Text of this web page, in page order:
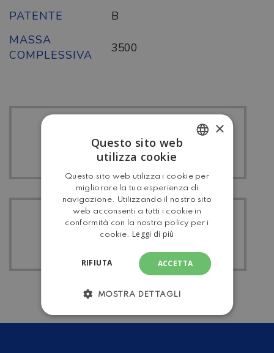
PATENTE
B
MASSA
COMPLESSIVA
3500
TUTTI I ROLLER
TEAM
TUTTI I
SEMINTEGRALI
ENGLISH
×
Questo sito web
utilizza cookie
Questo sito web utilizza i cookie per
migliorare la tua esperienza di
navigazione. Utilizzando il nostro sito
web acconsenti a tutti i cookie in
conformità con la nostra policy per i
cookie. Leggi di più
ACCETTA
RIFIUTA
MOSTRA DETTAGLI